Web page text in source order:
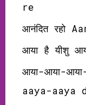
re
आनंदित रहो
आया है यीशु
आया-आया-
aaya-aaya